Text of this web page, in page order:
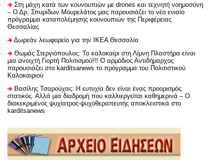
Στη μάχη κατά των κουνουπιών με drones και τεχνητή νοημοσύνη
– Ο Δρ. Σπυρίδων Μουρελάτος μας παρουσιάζει το νέο ενιαίο
πρόγραμμα καταπολέμησης κουνουπιών της Περιφέρειας
Θεσσαλίας
Δωρεάν λεωφορείο για την ΙΚΕΑ Θεσσαλία
Θωμάς Στεργιόπουλος: Το καλοκαίρι στη Λίμνη Πλαστήρα είναι
μια ανοιχτή Γιορτή Πολιτισμού!!! Ο αρμόδιος Αντιδήμαρχος
παρουσιάζει στο karditsanews το πρόγραμμα του Πολιτιστικού
Καλοκαιριού
Βασίλης Τσαρούχας: Η ευτυχία δεν είναι ένας προορισμός
στατικός. Αλλά μια διαδρομή που καλλιεργείται καθημερινά – Ο
διακεκριμένος ψυχίατρος-ψυχοθεραπευτής αποκλειστικά στο
karditsanews